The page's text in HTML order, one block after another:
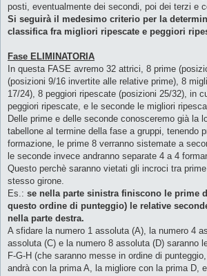
posti, eventualmente dei secondi, poi dei terzi e
Si seguirà il medesimo criterio per la
classifica fra migliori ripescate e peggiori
Fase ELIMINATORIA
In questa FASE avremo 32 attrici, 8 prime
(posizioni 9/16 invertite alle relative prime), 8
17/24), 8 peggiori ripescate (posizioni 25/32), in
peggiori ripescate, e le seconde le migliori
Delle prime e delle seconde conosceremo già la
tabellone al termine della fase a gruppi, tenendo
formazione, le prime 8 verranno sistemate a
le seconde invece andranno separate 4 a 4
Questo perchè saranno vietati gli incroci tra
stesso girone.
Es.: se nella parte sinistra finiscono le prime
questo ordine di punteggio) le relative
nella parte destra.
A sfidare la numero 1 assoluta (A), la numero 4
assoluta (C) e la numero 8 assoluta (D) saranno
F-G-H (che saranno messe in ordine di
andrà con la prima A, la migliore con la prima D,